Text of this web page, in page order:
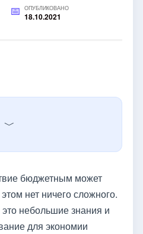
ОПУБЛИКОВАНО
18.10.2021
бюджетным может
нет ничего сложного.
небольшие знания и
для экономии